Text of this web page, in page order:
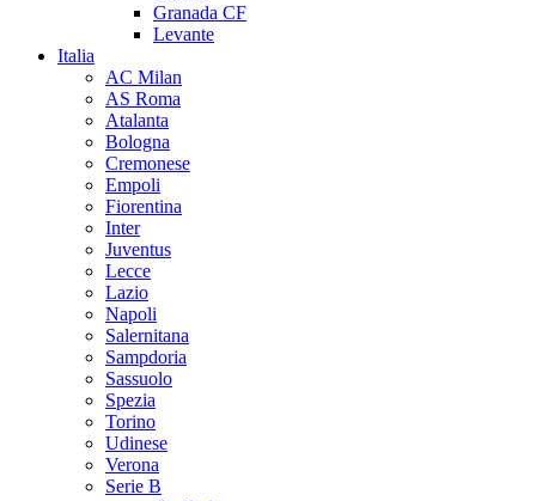
Granada CF
Levante
Italia
AC Milan
AS Roma
Atalanta
Bologna
Cremonese
Empoli
Fiorentina
Inter
Juventus
Lecce
Lazio
Napoli
Salernitana
Sampdoria
Sassuolo
Spezia
Torino
Udinese
Verona
Serie B